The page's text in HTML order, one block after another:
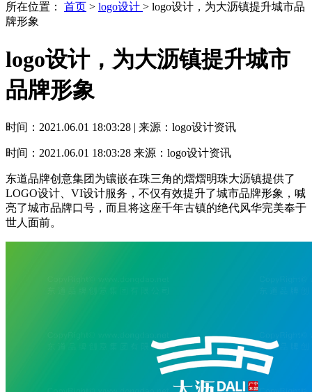
所在位置： 首页 > logo设计 > logo设计，为大沥镇提升城市品
牌形象
logo设计，为大沥镇提升城市
品牌形象
时间：2021.06.01 18:03:28 | 来源：logo设计资讯
时间：2021.06.01 18:03:28 来源：logo设计资讯
东道品牌创意集团为镶嵌在珠三角的熠熠明珠大沥镇提供了
LOGO设计、VI设计服务，不仅有效提升了城市品牌形象，喊
亮了城市品牌口号，而且将这座千年古镇的绝代风华完美奉于
世人面前。